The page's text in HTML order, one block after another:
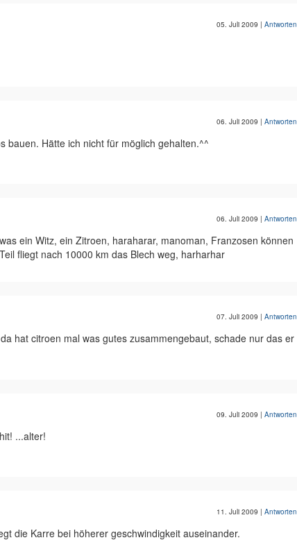
05. Juli 2009 | Antworten
06. Juli 2009 | Antworten
bauen. Hätte ich nicht für möglich gehalten.^^
06. Juli 2009 | Antworten
ein Witz, ein Zitroen, haraharar, manoman, Franzosen können
fliegt nach 10000 km das Blech weg, harharhar
07. Juli 2009 | Antworten
hat citroen mal was gutes zusammengebaut, schade nur das er
09. Juli 2009 | Antworten
...alter!
11. Juli 2009 | Antworten
die Karre bei höherer geschwindigkeit auseinander.